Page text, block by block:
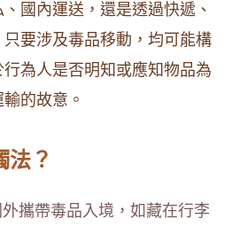
國內運送，還是透過快遞、
要涉及毒品移動，均可能構
為人是否明知或應知物品為
的故意。
法？
攜帶毒品入境，如藏在行李